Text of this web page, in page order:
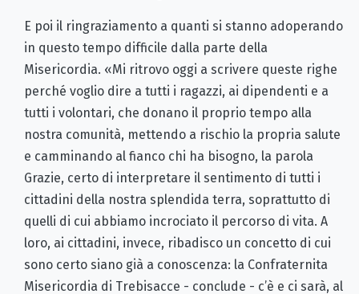
E poi il ringraziamento a quanti si stanno adoperando
in questo tempo difficile dalla parte della
Misericordia. «Mi ritrovo oggi a scrivere queste righe
perché voglio dire a tutti i ragazzi, ai dipendenti e a
tutti i volontari, che donano il proprio tempo alla
nostra comunità, mettendo a rischio la propria salute
e camminando al fianco chi ha bisogno, la parola
Grazie, certo di interpretare il sentimento di tutti i
cittadini della nostra splendida terra, soprattutto di
quelli di cui abbiamo incrociato il percorso di vita. A
loro, ai cittadini, invece, ribadisco un concetto di cui
sono certo siano già a conoscenza: la Confraternita
Misericordia di Trebisacce - conclude - c’è e ci sarà, al